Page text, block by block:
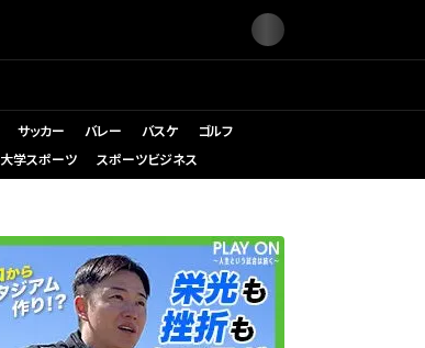
サッカー バレー バスケ
ゴルフ
大学スポーツ スポーツビジネス